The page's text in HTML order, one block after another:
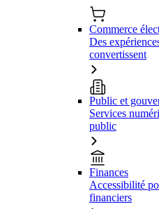
Commerce
Des
convertissent
Public et
Services
public
Finances
Accessibilité
financiers